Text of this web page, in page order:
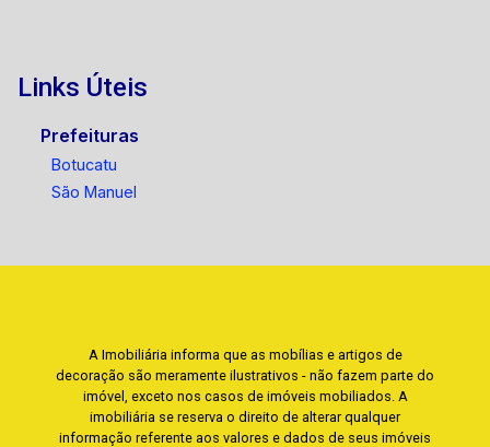
Links Úteis
Prefeituras
Botucatu
São Manuel
A Imobiliária informa que as mobílias e artigos de
decoração são meramente ilustrativos - não fazem parte do
imóvel, exceto nos casos de imóveis mobiliados. A
imobiliária se reserva o direito de alterar qualquer
informação referente aos valores e dados de seus imóveis